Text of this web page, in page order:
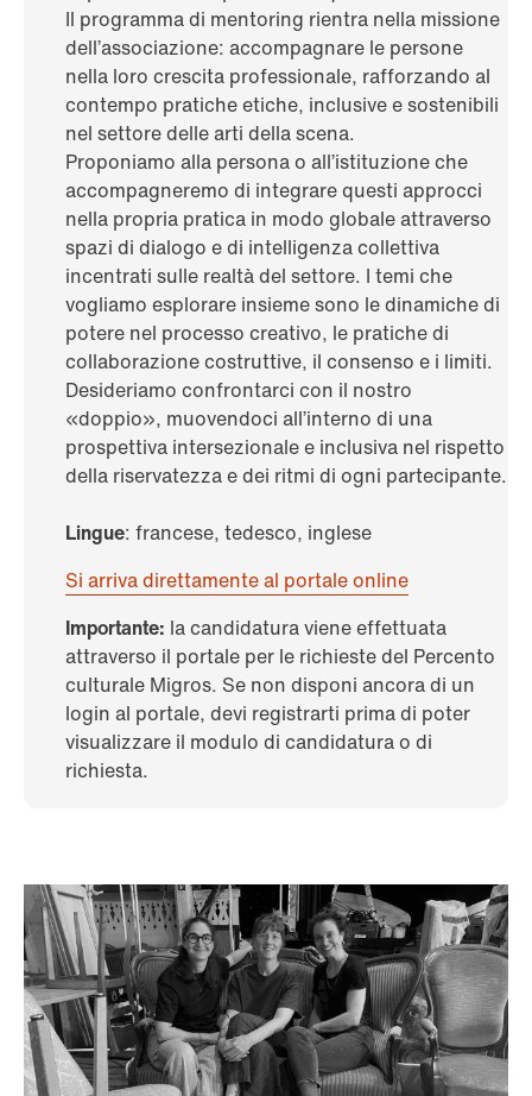
Il programma di mentoring rientra nella missione
dell’associazione: accompagnare le persone
nella loro crescita professionale, rafforzando al
contempo pratiche etiche, inclusive e sostenibili
nel settore delle arti della scena.
Proponiamo alla persona o all’istituzione che
accompagneremo di integrare questi approcci
nella propria pratica in modo globale attraverso
spazi di dialogo e di intelligenza collettiva
incentrati sulle realtà del settore. I temi che
vogliamo esplorare insieme sono le dinamiche di
potere nel processo creativo, le pratiche di
collaborazione costruttive, il consenso e i limiti.
Desideriamo confrontarci con il nostro
«doppio», muovendoci all’interno di una
prospettiva intersezionale e inclusiva nel rispetto
della riservatezza e dei ritmi di ogni partecipante.
Lingue: francese, tedesco, inglese
Si arriva direttamente al portale online
Importante: la candidatura viene effettuata
attraverso il portale per le richieste del Percento
culturale Migros. Se non disponi ancora di un
login al portale, devi registrarti prima di poter
visualizzare il modulo di candidatura o di
richiesta.